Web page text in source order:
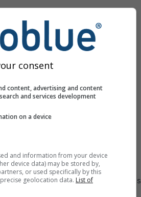
les informations météorologiques
consent
content, advertising and content
and services development
on a device
and information from your device
device data) may be stored by,
or used specifically by this
geolocation data. List of